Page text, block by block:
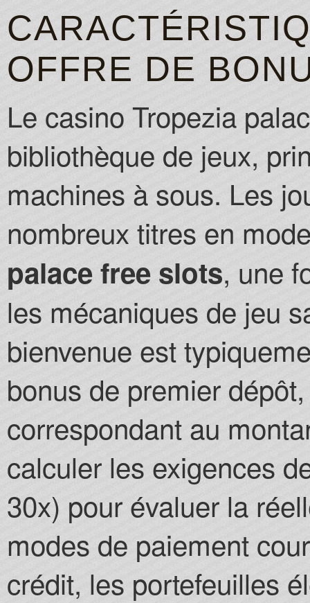
OFFRE DE
Le casino Tropezia
bibliothèque de jeux,
machines à sous. Les
nombreux titres en
palace free slots, une
les mécaniques de jeu
bienvenue est
bonus de premier
correspondant au
calculer les exigences
30x) pour évaluer la
modes de paiement
crédit, les portefeuilles